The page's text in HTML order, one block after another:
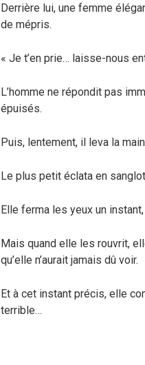
Derrière lui, une femme
de mépris.
« Je t’en prie… laisse-nous
L’homme ne répondit pas
épuisés.
Puis, lentement, il leva la
Le plus petit éclata en
Elle ferma les yeux un
Mais quand elle les rouvrit,
qu’elle n’aurait jamais dû voir.
Et à cet instant précis, elle
terrible…